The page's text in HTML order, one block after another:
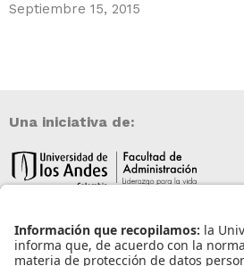
Septiembre 15, 2015
Una iniciativa de:
Información de contacto